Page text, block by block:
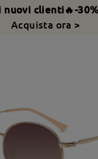
nuovi clienti🔥-
Acquista ora >